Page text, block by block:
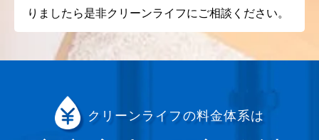
りましたら是非クリーンライフにご相談ください。
クリーンライフの料金体系は